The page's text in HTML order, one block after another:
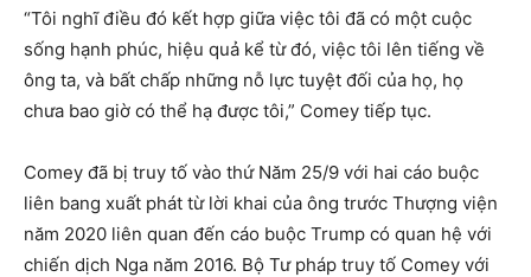
“Tôi nghĩ điều đó kết hợp giữa việc tôi đã có một cuộc
sống hạnh phúc, hiệu quả kể từ đó, việc tôi lên tiếng về
ông ta, và bất chấp những nỗ lực tuyệt đối của họ, họ
chưa bao giờ có thể hạ được tôi,” Comey tiếp tục.
Comey đã bị truy tố vào thứ Năm 25/9 với hai cáo buộc
liên bang xuất phát từ lời khai của ông trước Thượng viện
năm 2020 liên quan đến cáo buộc Trump có quan hệ với
chiến dịch Nga năm 2016. Bộ Tư pháp truy tố Comey với